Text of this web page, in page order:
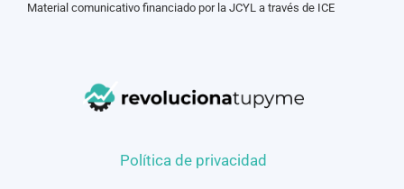
Material comunicativo financiado por la JCYL a través de ICE
Política de privacidad